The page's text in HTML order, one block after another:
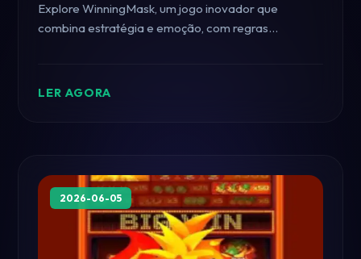
Explore WinningMask, um jogo inovador que
combina estratégia e emoção, com regras
LER AGORA
2026-06-05